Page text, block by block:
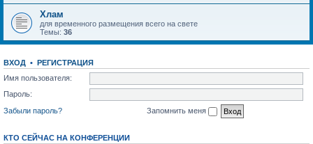
Хлам
для временного размещения всего на свете
Темы: 36
ВХОД • РЕГИСТРАЦИЯ
Имя пользователя:
Пароль:
Забыли пароль?
Запомнить меня
КТО СЕЙЧАС НА КОНФЕРЕНЦИИ